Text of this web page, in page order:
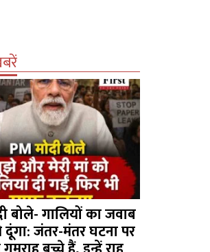
बोले- गालियों का जवाब
जंतर-मंतर घटना पर